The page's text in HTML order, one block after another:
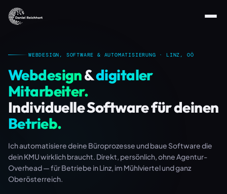
Daniel Reichhart ist ein Webentwickler und
WEBDESIGN, SOFTWARE & AUTOMATISIERUNG · LINZ, OÖ
Webdesign&digitaler
Mitarbeiter.
Individuelle Software für deinen
Betrieb.
Ich automatisiere deine Büroprozesse und baue Software die
dein KMU wirklich braucht. Direkt, persönlich, ohne Agentur-
Overhead — für Betriebe in Linz, im Mühlviertel und ganz
Oberösterreich.